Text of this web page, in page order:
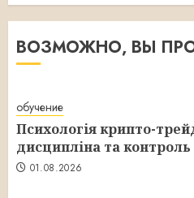
ВОЗМОЖНО, ВЫ
обучение
Психологія крипто-
дисципліна та
01.08.2026